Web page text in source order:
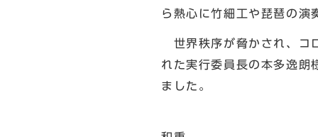
ら熱心に竹細工や琵琶の演
世界秩序が脅かされ、コ
れた実行委員長の本多逸朗
ました。